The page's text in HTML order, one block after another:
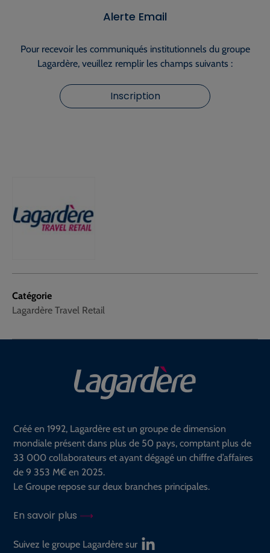
Catégorie
Lagardère Travel Retail
Alerte Email
Pour recevoir les communiqués institutionnels du groupe
Lagardère, veuillez remplir les champs suivants :
Inscription
Créé en 1992, Lagardère est un groupe de dimension
mondiale présent dans plus de 50 pays, comptant plus de
33 000 collaborateurs et ayant dégagé un chiffre d’affaires
de 9 353 M€ en 2025.
Le Groupe repose sur deux branches principales.
En savoir plus
Suivez le groupe Lagardère sur